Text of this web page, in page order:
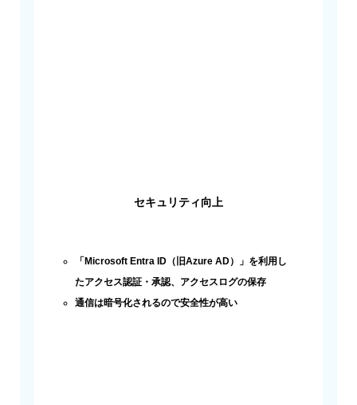
セキュリティ向上
「Microsoft Entra ID（旧Azure AD）」を利用し
たアクセス認証・承認、アクセスログの保存
通信は暗号化されるので安全性が高い